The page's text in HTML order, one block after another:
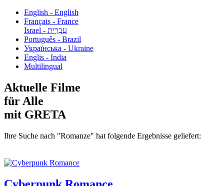
English - English
Français - France
עִבְרִית - Israel
Português - Brazil
Українська - Ukraine
Englis - India
Multilingual
Aktuelle Filme
für Alle
mit GRETA
Ihre Suche nach "Romanze" hat folgende Ergebnisse geliefert: